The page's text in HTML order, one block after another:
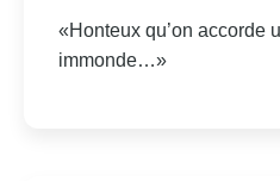
«Honteux qu’on accorde
immonde…»